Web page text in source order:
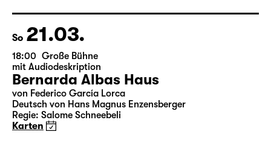
Regie: Enrico Lübbe
Karten
So 21.03.
18:00 Große Bühne
mit Audiodeskription
Bernarda Albas Haus